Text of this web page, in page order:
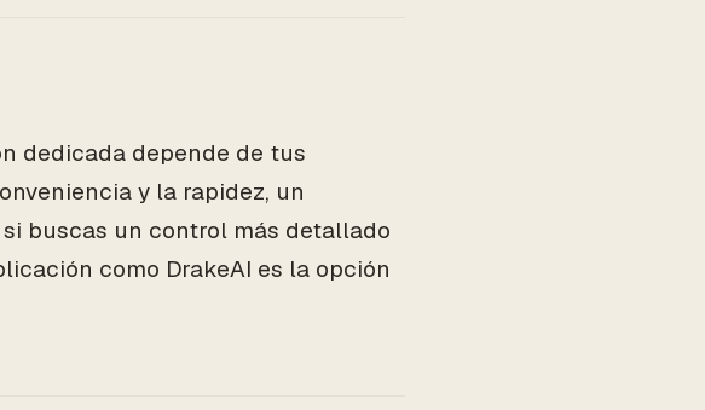
dedicada depende de tus
y la rapidez, un
buscas un control más detallado
como DrakeAI es la opción